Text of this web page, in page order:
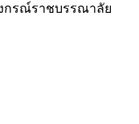
กรณ์ราชบรรณาลัย